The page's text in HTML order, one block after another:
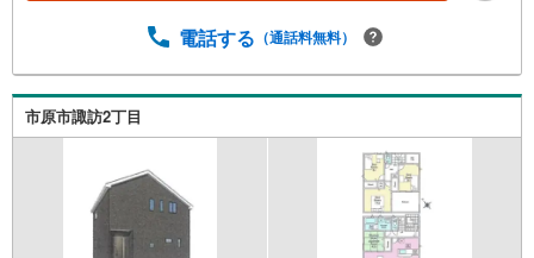
ぎの和室■季節ごとの衣類の整理もWICでラクラク■フラッ
産のことなら株式会社アフィオにお任せください！● お客
様の一生の宝物になるお家探しの、心強いパートナーにな
れるよう全力でサポート致します！ご見学やご相談には迅
速にご対応致します！お気軽にお問合せ下さいませ！
電話する （通話料無料）
市原市諏訪2丁目